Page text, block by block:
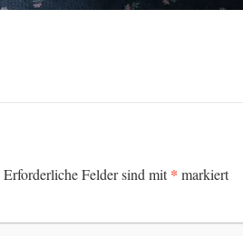
Erforderliche Felder sind mit* markiert